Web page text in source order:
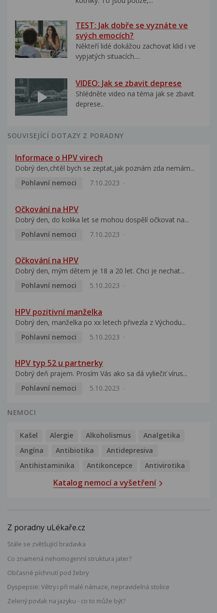
TEST: Jak dobře se vyznáte ve
svých emocích?
Někteří lidé dokážou zachovat klid i ve
vypjatých situacích....
VIDEO: Jak se zbavit deprese
Shlédněte video na téma jak se zbavit
deprese..
SOUVISEJÍCÍ DOTAZY Z PORADNY
Informace o HPV virech
Dobrý den,chtěl bych se zeptat,jak poznám zda nemám...
Pohlavní nemoci
7.10.2023
Očkování na HPV
Dobrý den, do kolika let se mohou dospělí očkovat na...
Pohlavní nemoci
7.10.2023
Očkování na HPV
Dobrý den, mým dětem je 18 a 20 let. Chci je nechat...
Pohlavní nemoci
5.10.2023
HPV pozitivní manželka
Dobrý den, manželka po xx letech přivezla z Východu...
Pohlavní nemoci
5.10.2023
HPV typ 52 u partnerky
Dobrý deň prajem. Prosím Vás ako sa dá vyliečiť vírus...
Pohlavní nemoci
5.10.2023
NEMOCI
Kašel Alergie Alkoholismus
Analgetika
Angína
Antibiotika
Antidepresiva
Antihistaminika
Antikoncepce Antivirotika
Katalog nemocí a vyšetření
Z poradny uLékaře.cz
Stále se zvětšující bradavka
Co znamená nehomogenní struktura jater?
Občasné píchnutí pod žebry
Dyspepsie: Větry i při malé námaze, nepravidelná stolice
Zelený povlak na jazyku - co to může být?